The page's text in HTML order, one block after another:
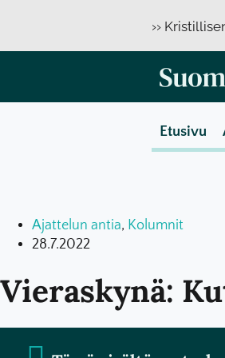
››
Etusivu
Ajattelun antia, Kolumnit
28.7.2022
Vieraskynä: